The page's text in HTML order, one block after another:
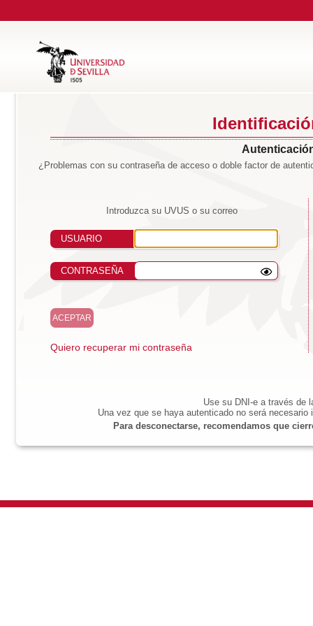
¿Problemas con su contraseña de acceso o doble factor de
Introduzca su UVUS o su correo
USUARIO
CONTRASEÑA
Quiero recuperar mi contraseña
Use su DNI-e a través de
Una vez que se haya autenticado no será
Para desconectarse, recomendamos que